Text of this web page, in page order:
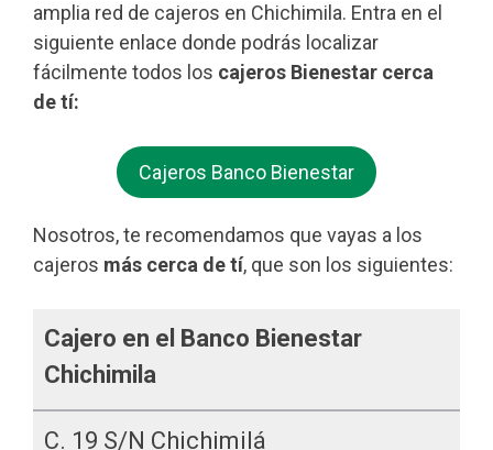
amplia red de cajeros en Chichimila. Entra en el
siguiente enlace donde podrás localizar
fácilmente todos los cajeros Bienestar cerca
de tí:
Cajeros Banco Bienestar
Nosotros, te recomendamos que vayas a los
cajeros más cerca de tí, que son los siguientes:
Cajero en el Banco Bienestar
Chichimila
C. 19 S/n Chichimilá